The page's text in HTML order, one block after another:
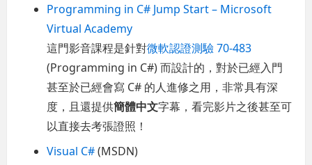
Programming in C# Jump Start – Microsoft
Virtual Academy
這門影音課程是針對微軟認證測驗 70-483
(Programming in C#) 而設計的，對於已經入門
甚至於已經會寫 C# 的人進修之用，非常具有深
度，且還提供簡體中文字幕，看完影片之後甚至可
以直接去考張證照！
Visual C#(MSDN)